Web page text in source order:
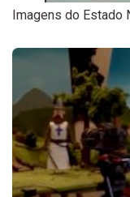
Imagens do Estado